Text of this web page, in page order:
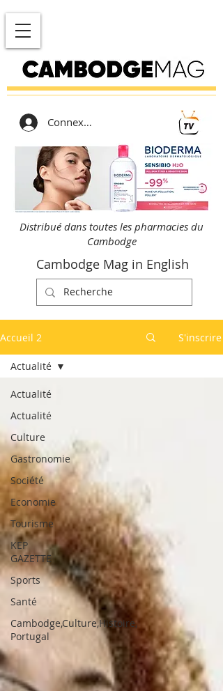
Connexion
Distribué dans toutes les pharmacies du
Cambodge
Cambodge Mag in English
Accueil 2 S'inscrire
Actualité
Actualité
Culture
Gastronomie
Société
Economie
Tourisme
KEP
GAZETTE
Sports
Santé
Cambodge,Culture,Histoire,
Portugal
Actualité